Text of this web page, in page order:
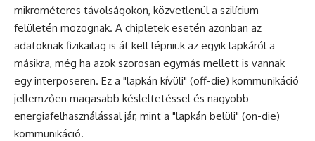
mikrométeres távolságokon, közvetlenül a szilícium
felületén mozognak. A chipletek esetén azonban az
adatoknak fizikailag is át kell lépniük az egyik lapkáról a
másikra, még ha azok szorosan egymás mellett is vannak
egy interposeren. Ez a "lapkán kívüli" (off-die) kommunikáció
jellemzően magasabb késleltetéssel és nagyobb
energiafelhasználással jár, mint a "lapkán belüli" (on-die)
kommunikáció.